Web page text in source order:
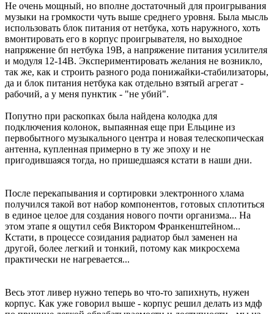
Не очень мощный, но вполне достаточный для проигрывания
музыки на громкости чуть выше среднего уровня. Была мысль
использовать блок питания от нетбука, хоть наружного, хоть
вмонтировать его в корпус проигрывателя, но выходное
напряжение бп нетбука 19В, а напряжение питания усилителя
и модуля 12-14В. Экспериментировать желания не возникло,
так же, как и строить разного рода понижайки-стабилизаторы,
да и блок питания нетбука как отдельно взятый агрегат -
рабочий, а у меня пунктик - "не убий".
Попутно при раскопках была найдена колодка для
подключения колонок, выпаянная еще при Ельцине из
первобытного музыкального центра и новая телескопическая
антенна, купленная примерно в ту же эпоху и не
пригодившаяся тогда, но пришедшаяся кстати в наши дни.
После перекапывания и сортировки электронного хлама
получился такой вот набор компонентов, готовых сплотиться
в единое целое для создания нового почти организма... На
этом этапе я ощутил себя Виктором Франкенштейном...
Кстати, в процессе созидания радиатор был заменен на
другой, более легкий и тонкий, потому как микросхема
практически не нагревается...
Весь этот ливер нужно теперь во что-то запихнуть, нужен
корпус. Как уже говорил выше - корпус решил делать из мдф